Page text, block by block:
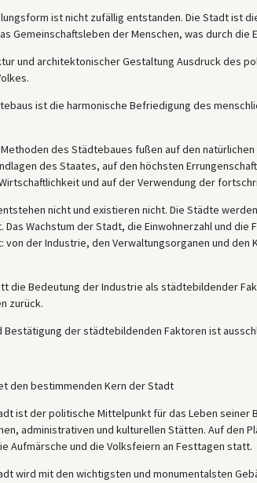
ist nicht zufällig entstanden. Die Stadt ist
Gemeinschaftsleben der Menschen, was durch die
und architektonischer Gestaltung Ausdruck des
ist die harmonische Befriedigung des
des Städtebaues fußen auf den
des Staates, auf den höchsten
und auf der Verwendung der
nicht und existieren nicht. Die Städte
Das Wachstum der Stadt, die Einwohnerzahl und
von der Industrie, den Verwaltungsorganen und
die Bedeutung der Industrie als städtebildender
zurück.
Bestätigung der städtebildenden Faktoren ist
den bestimmenden Kern der Stadt
ist der politische Mittelpunkt für das Leben seiner
administrativen und kulturellen Stätten. Auf den
Aufmärsche und die Volksfeiern an Festtagen statt.
wird mit den wichtigsten und monumentalsten